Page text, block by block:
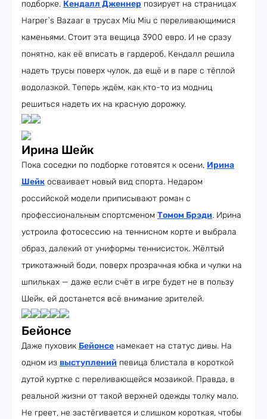
подборке. Кендалл Дженнер позирует на страницах
Harper`s Bazaar в трусах Miu Miu с переливающимися
каменьями. Стоит эта вещица 3900 евро. И не сразу
понятно, как её вписать в гардероб. Кендалл решила
надеть трусы поверх чулок, да ещё и в паре с тёплой
водолазкой. Теперь ждём, как кто-то из модниц
решиться надеть их на красную дорожку.
Ирина Шейк
Пока соседки по подборке готовятся к осени, Ирина
Шейк осваивает новый вид спорта. Недаром
российской модели приписывают роман с
профессиональным спортсменом Томом Брэди. Ирина
устроила фотосессию на теннисном корте и выбрала
образ, далекий от униформы теннисисток. Жёлтый
трикотажный боди, поверх прозрачная юбка и чулки на
шпильках — даже если счёт в игре будет не в пользу
Шейк, ей достанется всё внимание зрителей.
Бейонсе
Даже пуховик Бейонсе намекает на статус дивы. На
одном из выступлений певица блистала в короткой
дутой куртке с переливающейся мозаикой. Правда, в
реальной жизни от такой верхней одежды толку мало.
Не греет, не застёгивается и слишком короткая, чтобы